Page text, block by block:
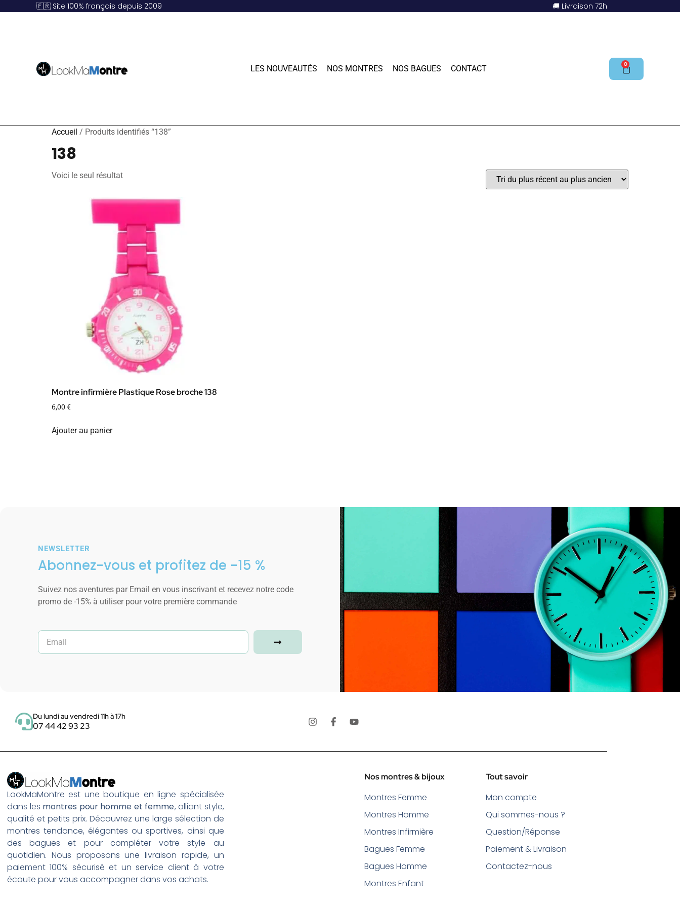
🇫🇷 Site 100% français depuis 2009 🚚 Livraison 72h
LES NOUVEAUTÉS NOS MONTRES NOS BAGUES CONTACT 0
Accueil / Produits identifiés “138”
138
Voici le seul résultat
Montre infirmière Plastique Rose broche 138
6,00 €
Ajouter au panier
NEWSLETTER
Abonnez-vous et profitez de -15 %
Suivez nos aventures par Email en vous inscrivant et recevez notre code
promo de -15% à utiliser pour votre première commande
Du lundi au vendredi 11h à 17h
07 44 42 93 23
LookMaMontre est une boutique en ligne spécialisée
dans les montres pour homme et femme, alliant style,
qualité et petits prix. Découvrez une large sélection de
montres tendance, élégantes ou sportives, ainsi que
des bagues et pour compléter votre style au
quotidien. Nous proposons une livraison rapide, un
paiement 100% sécurisé et un service client à votre
écoute pour vous accompagner dans vos achats.
Nos montres & bijoux
Montres Femme
Montres Homme
Montres Infirmière
Bagues Femme
Bagues Homme
Montres Enfant
Tout savoir
Mon compte
Qui sommes-nous ?
Question/Réponse
Paiement & Livraison
Contactez-nous